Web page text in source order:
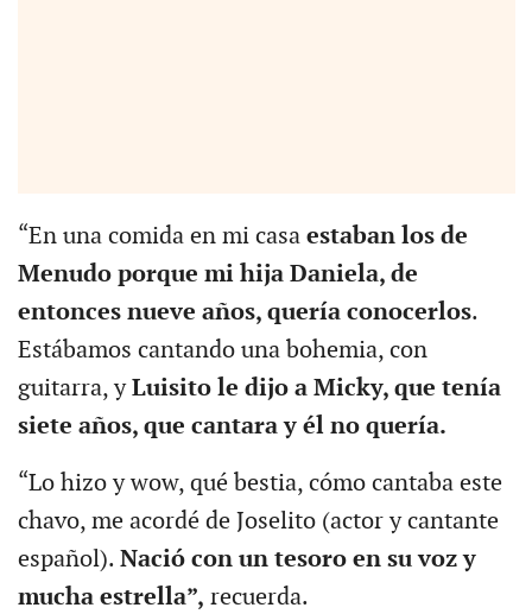
“En una comida en mi casa estaban los de
Menudo porque mi hija Daniela, de
entonces nueve años, quería conocerlos.
Estábamos cantando una bohemia, con
guitarra, yLuisito le dijo a Micky, que tenía
siete años, que cantara y él no quería.
“Lo hizo y wow, qué bestia, cómo cantaba este
chavo, me acordé de Joselito (actor y cantante
español). Nació con un tesoro en su voz y
mucha estrella”, recuerda.